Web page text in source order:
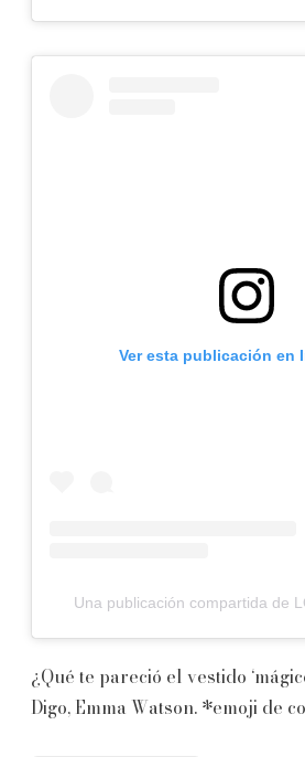
Ver esta publicación en
Una publicación compartida de
¿Qué te pareció el vestido
Digo, Emma Watson. *emoji de